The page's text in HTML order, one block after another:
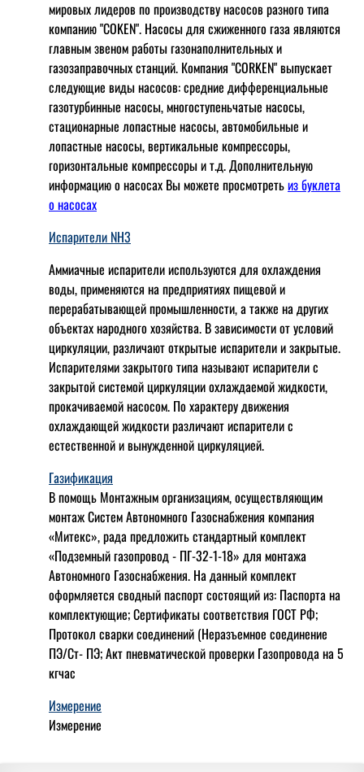
мировых лидеров по производству насосов разного типа
компанию "COKEN". Насосы для сжиженного газа являются
главным звеном работы газонаполнительных и
газозаправочных станций. Компания "CORKEN" выпускает
следующие виды насосов: cредние дифференциальные
газотурбинные насосы, многоступеньчатые насосы,
стационарные лопастные насосы, автомобильные и
лопaстные насосы, вертикальные компрессоры,
горизонтальные компрессоры и т.д. Дополнительную
информацию о насосах Вы можете просмотретьиз буклета
о насосах
Испарители NH3
Аммиачные испарители используются для охлаждения
воды, применяются на предприятиях пищевой и
перерабатывающей промышленности, а также на других
объектах народного хозяйства. В зависимости от условий
циркуляции, различают открытые испарители и закрытые.
Испарителями закрытого типа называют испарители с
закрытой системой циркуляции охлаждаемой жидкости,
прокачиваемой насосом. По характеру движения
охлаждающей жидкости различают испарители с
естественной и вынужденной циркуляцией.
Газификация
В помощь Монтажным организациям, осуществляющим
монтаж Систем Автономного Газоснабжения компания
«Митекс», рада предложить стандартный комплект
«Подземный газопровод - ПГ-32-1-18» для монтажа
Автономного Газоснабжения. На данный комплект
оформляется сводный паспорт состоящий из: Паспорта на
комплектующие;Сертификаты соответствия ГОСТ РФ;
Протокол сварки соединений (Неразъемное соединение
ПЭ/Ст- ПЭ;Акт пневматической проверки Газопровода на 5
кгчас
Измерение
Измерение